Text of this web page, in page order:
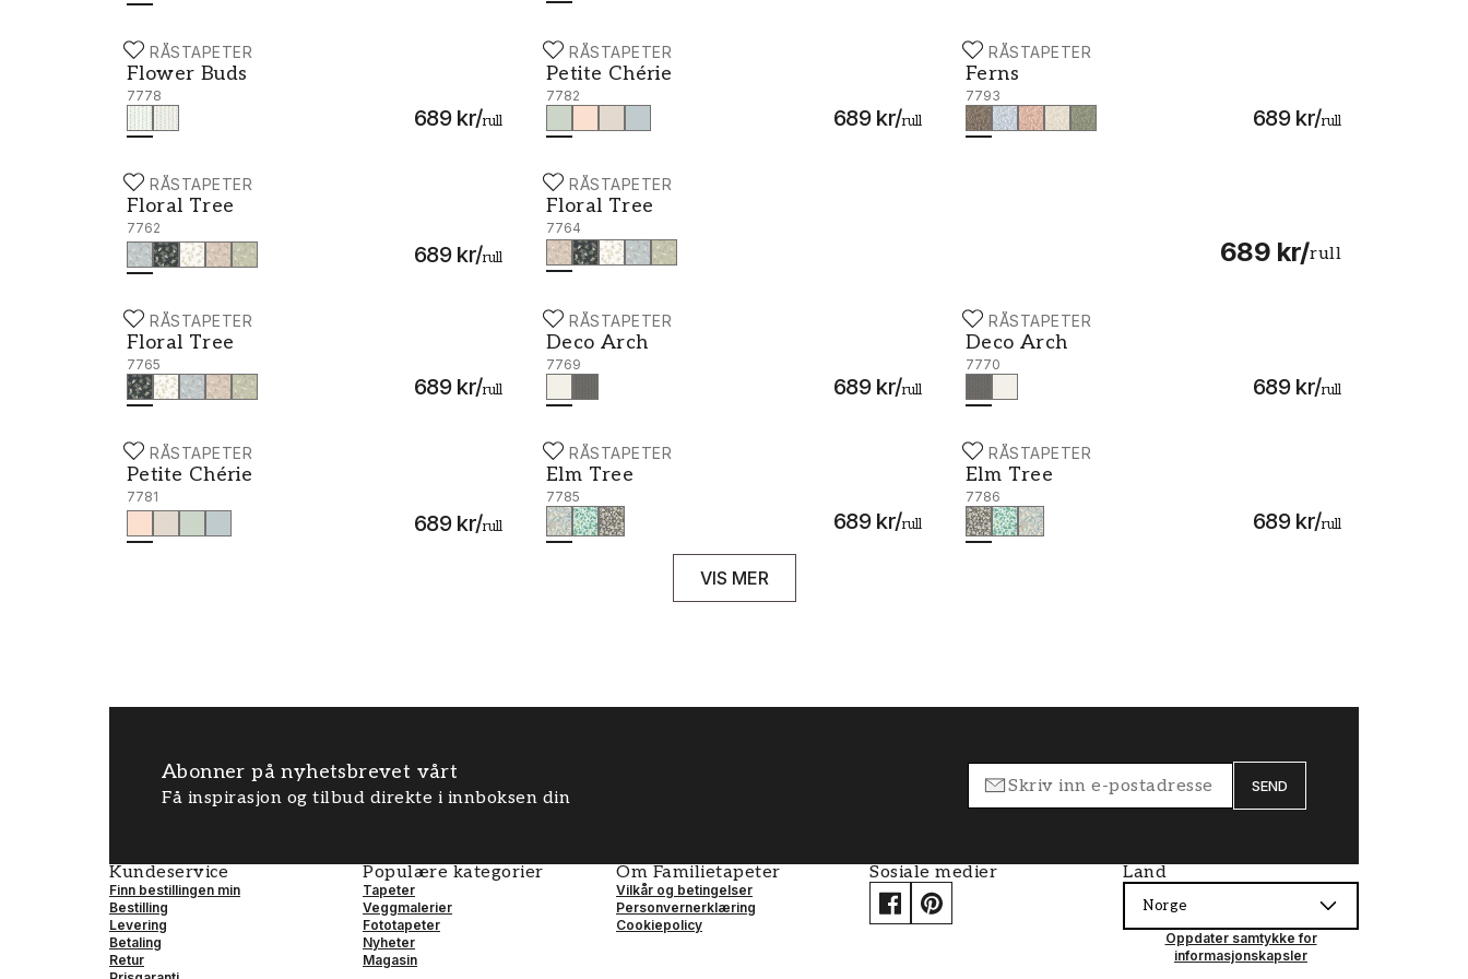
BORÅSTAPETER
Flower Buds
7778
689 kr/rull
Flower Buds - 7778 BORÅSTAPETER
Petite Chérie
7782
689 kr/rull
Petite Chérie - 7782 BORÅSTAPETER
Ferns
7793
689 kr/rull
Ferns - 7793
BORÅSTAPETER
Floral Tree
7762
689 kr/rull
Floral Tree - 7762 BORÅSTAPETER
Floral Tree
7764
689 kr/rull
Floral Tree - 7764
BORÅSTAPETER
Floral Tree
7765
689 kr/rull
Floral Tree - 7765 BORÅSTAPETER
Deco Arch
7769
689 kr/rull
Deco Arch - 7769 BORÅSTAPETER
Deco Arch
7770
689 kr/rull
Deco Arch - 7770
BORÅSTAPETER
Petite Chérie
7781
689 kr/rull
Petite Chérie - 7781 BORÅSTAPETER
Elm Tree
7785
689 kr/rull
Elm Tree - 7785 BORÅSTAPETER
Elm Tree
7786
689 kr/rull
Elm Tree - 7786
VIS MER
Abonner på nyhetsbrevet vårt
Få inspirasjon og tilbud direkte i innboksen din
SEND
Kundeservice
Finn bestillingen min
Bestilling
Levering
Betaling
Retur
Populære kategorier
Tapeter
Veggmalerier
Fototapeter
Nyheter
Magasin
Om Familietapeter
Vilkår og betingelser
Personvernerklæring
Cookiepolicy
Sosiale medier Land
Norge
Oppdater samtykke for
informasjonskapsler